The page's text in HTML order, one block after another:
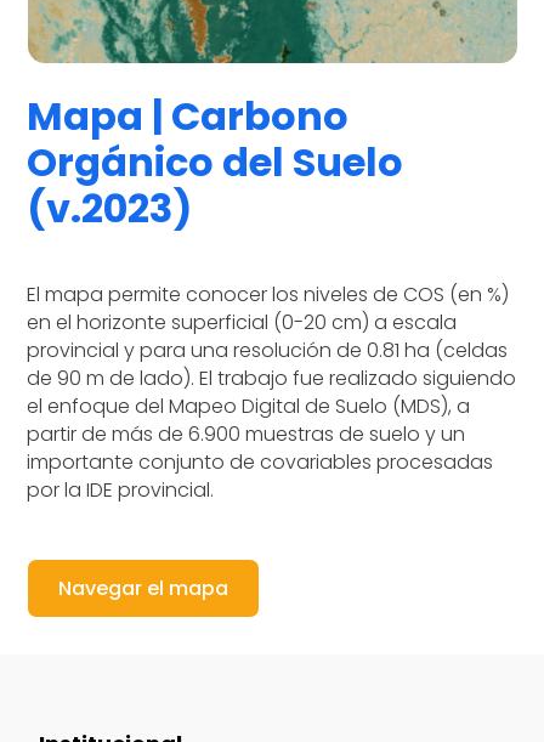
Mapa | Carbono
Orgánico del Suelo
(v.2023)
El mapa permite conocer los niveles de COS (en %)
en el horizonte superficial (0-20 cm) a escala
provincial y para una resolución de 0.81 ha (celdas
de 90 m de lado). El trabajo fue realizado siguiendo
el enfoque del Mapeo Digital de Suelo (MDS), a
partir de más de 6.900 muestras de suelo y un
importante conjunto de covariables procesadas
por la IDE provincial.
Navegar el mapa